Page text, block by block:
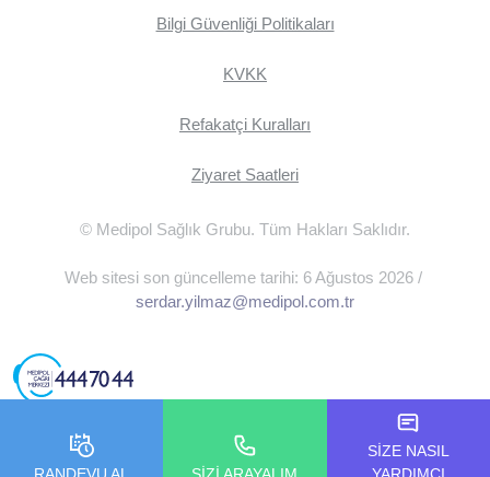
Bilgi Güvenliği Politikaları
KVKK
Refakatçi Kuralları
Ziyaret Saatleri
© Medipol Sağlık Grubu. Tüm Hakları Saklıdır.
Web sitesi son güncelleme tarihi: 6 Ağustos 2026 /
serdar.yilmaz@medipol.com.tr
SİZE NASIL